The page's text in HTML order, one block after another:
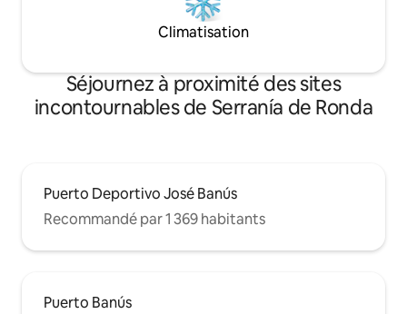
Climatisation
Séjournez à proximité des sites
incontournables de Serranía de Ronda
Puerto Deportivo José Banús
Recommandé par 1 369 habitants
Puerto Banús